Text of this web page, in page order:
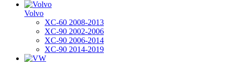
Volvo
XC-60 2008-2013
XC-90 2002-2006
XC-90 2006-2014
XC-90 2014-2019